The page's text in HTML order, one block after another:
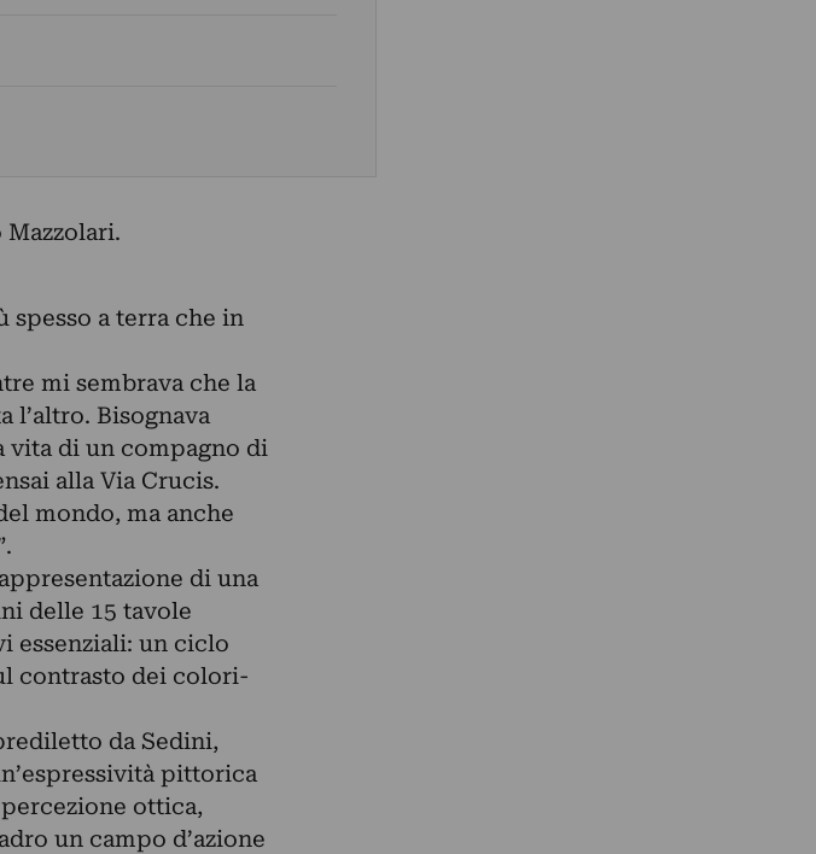
spesso a terra che in
mi sembrava che la
l’altro. Bisognava
vita di un compagno di
alla Via Crucis.
mondo, ma anche
di una
delle 15 tavole
essenziali: un ciclo
contrasto dei colori-
da Sedini,
pittorica
ottica,
un campo d’azione